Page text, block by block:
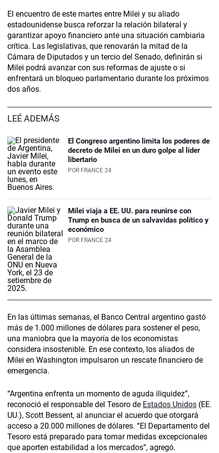
El encuentro de este martes entre Milei y su aliado
estadounidense busca reforzar la relación bilateral y
garantizar apoyo financiero ante una situación cambiaria
crítica. Las legislativas, que renovarán la mitad de la
Cámara de Diputados y un tercio del Senado, definirán si
Milei podrá avanzar con sus reformas de ajuste o si
enfrentará un bloqueo parlamentario durante los próximos
dos años.
LEÉ ADEMÁS
El Congreso argentino limita los poderes de
decreto de Milei en un duro golpe al líder
libertario
POR FRANCE 24
Milei viaja a EE. UU. para reunirse con
Trump en busca de un salvavidas político y
económico
POR FRANCE 24
En las últimas semanas, el Banco Central argentino gastó
más de 1.000 millones de dólares para sostener el peso,
una maniobra que la mayoría de los economistas
considera insostenible. En ese contexto, los aliados de
Milei en Washington impulsaron un rescate financiero de
emergencia.
“Argentina enfrenta un momento de aguda iliquidez”,
reconoció el responsable del Tesoro de Estados Unidos (EE.
UU.), Scott Bessent, al anunciar el acuerdo que otorgará
acceso a 20.000 millones de dólares. “El Departamento del
Tesoro está preparado para tomar medidas excepcionales
que aporten estabilidad a los mercados”, agregó.